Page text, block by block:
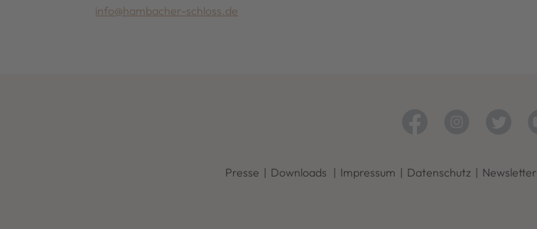
info@hambacher-schloss.de
Presse | Downloads | Impressum | Datenschutz | Newsletter